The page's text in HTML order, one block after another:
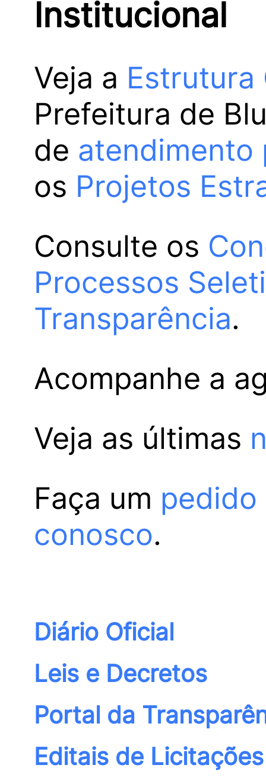
Institucional
Veja a Estrutura
Prefeitura de
de atendimento
os Projetos
Consulte os
Processos
Transparência.
Acompanhe a
Veja as últimas
Faça um pedido
conosco.
Diário Oficial
Leis e Decretos
Portal da
Editais de Licitações